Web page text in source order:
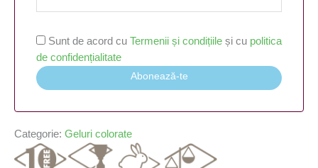
Sunt de acord cu Termenii și condițiile și cu politica
de confidențialitate
Abonează-te
Categorie: Geluri colorate